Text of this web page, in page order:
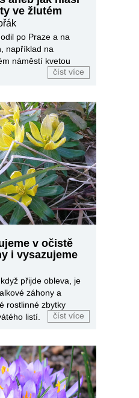
ve žlutém
po Praze a na
například na
náměstí kvetou
číst více
v očistě
i vysazujeme
přijde obleva, je
záhony a
rostlinné zbytky
listí.
číst více